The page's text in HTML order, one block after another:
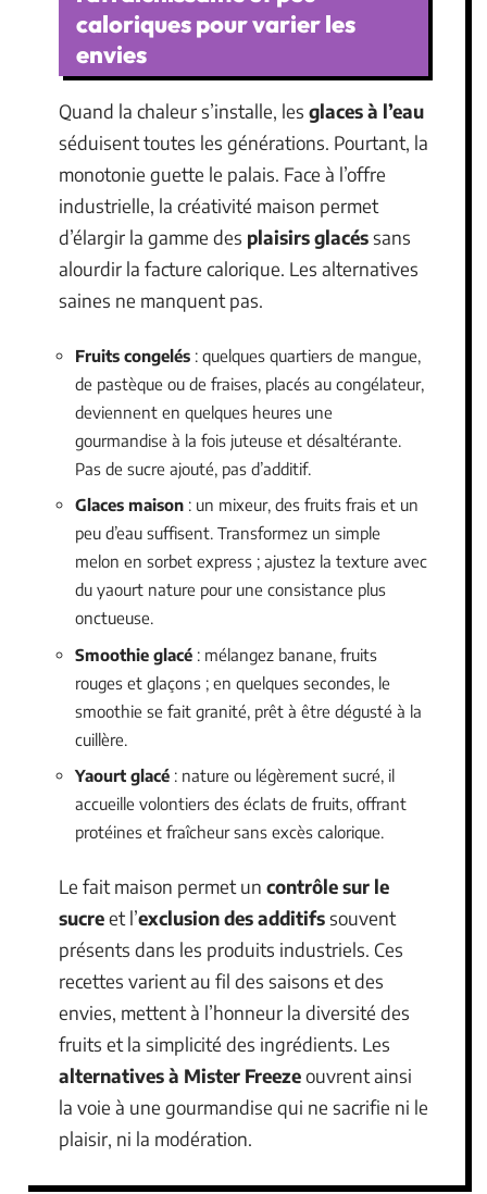
caloriques pour varier les
envies
Quand la chaleur s’installe, les glaces à l’eau
séduisent toutes les générations. Pourtant, la
monotonie guette le palais. Face à l’offre
industrielle, la créativité maison permet
d’élargir la gamme des plaisirs glacéssans
alourdir la facture calorique. Les alternatives
saines ne manquent pas.
Fruits congelés : quelques quartiers de mangue,
de pastèque ou de fraises, placés au congélateur,
deviennent en quelques heures une
gourmandise à la fois juteuse et désaltérante.
Pas de sucre ajouté, pas d’additif.
Glaces maison : un mixeur, des fruits frais et un
peu d’eau suffisent. Transformez un simple
melon en sorbet express ; ajustez la texture avec
du yaourt nature pour une consistance plus
onctueuse.
Smoothie glacé : mélangez banane, fruits
rouges et glaçons ; en quelques secondes, le
smoothie se fait granité, prêt à être dégusté à la
cuillère.
Yaourt glacé : nature ou légèrement sucré, il
accueille volontiers des éclats de fruits, offrant
protéines et fraîcheur sans excès calorique.
Le fait maison permet un contrôle sur le
sucreet l’exclusion des additifssouvent
présents dans les produits industriels. Ces
recettes varient au fil des saisons et des
envies, mettent à l’honneur la diversité des
fruits et la simplicité des ingrédients. Les
alternatives à Mister Freezeouvrent ainsi
la voie à une gourmandise qui ne sacrifie ni le
plaisir, ni la modération.